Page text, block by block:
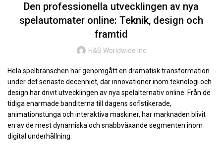
Den professionella utvecklingen av nya
spelautomater online: Teknik, design och
framtid
H&S Worldwide Inc.
Hela spelbranschen har genomgått en dramatisk transformation
under det senaste decenniet, där innovationer inom teknologi och
design har drivit utvecklingen av nya spelalternativ online . Från de
tidiga enarmade banditerna till dagens sofistikerade,
animationstunga och interaktiva maskiner, har marknaden blivit
en av de mest dynamiska och snabbväxande segmenten inom
digital underhållning.